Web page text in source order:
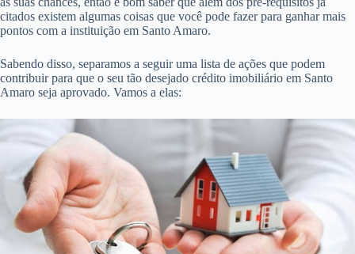
citados existem algumas coisas que você pode fazer para ganhar mais
pontos com a instituição em Santo Amaro.
Sabendo disso, separamos a seguir uma lista de ações que podem
contribuir para que o seu tão desejado crédito imobiliário em Santo
Amaro seja aprovado. Vamos a elas: